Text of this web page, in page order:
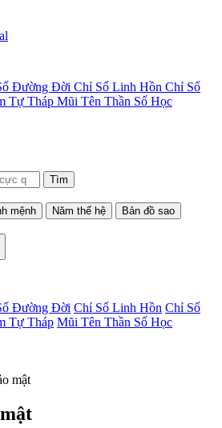
Đường Đời Chỉ Số Linh Hồn Chỉ Số
Tự Tháp Mũi Tên Thần Số Học
Tìm
mệnh Năm thế hệ
Bản đồ sao
Đường Đời Chỉ Số Linh Hồn Chỉ Số
Tự Tháp Mũi Tên Thần Số Học
mật